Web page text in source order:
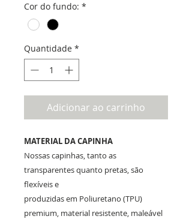
Cor do fundo: *
Quantidade *
Adicionar ao carrinho
MATERIAL DA CAPINHA
Nossas capinhas, tanto as
transparentes quanto pretas, são
flexíveis e
produzidas em Poliuretano (TPU)
premium, material resistente, maleável